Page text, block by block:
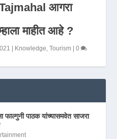
आगरा
माहीत आहे ?
| Knowledge ,Tourism |0
फाल्गुनी पाठक यांच्यासमवेत साजरा